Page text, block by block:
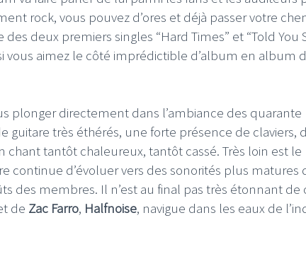
rock, vous pouvez d’ores et déjà passer votre
deux premiers singles “Hard Times” et “Told You
vous aimez le côté imprédictible d’album en album
plonger directement dans l’ambiance des quarante
guitare très éthérés, une forte présence de claviers,
tantôt chaleureux, tantôt cassé. Très loin est le
continue d’évoluer vers des sonorités plus matures
des membres. Il n’est au final pas très étonnant de
de Zac Farro, Halfnoise, navigue dans les eaux de
RIFFIFI – Surfin’
!!!
LE GROS RIFFIFI
LE GROS RIFFIFI –
Littératurock !!!